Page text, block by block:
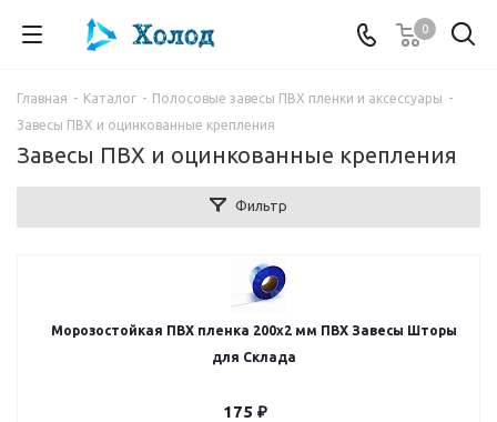
0
Главная - Каталог - Полосовые завесы ПВХ пленки и аксессуары -
Завесы ПВХ и оцинкованные крепления
Завесы ПВХ и оцинкованные крепления
Фильтр
Морозостойкая ПВХ пленка 200x2 мм ПВХ Завесы Шторы
для Склада
175 ₽